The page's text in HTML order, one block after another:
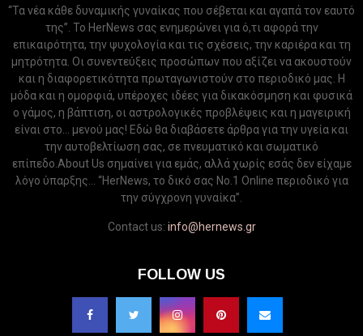
“Τα νέα κάθε δυναμικής γυναίκας που σέβεται και αγαπά τον εαυτό
της”. Το HerNews σας ενημερώνει για ό,τι αφορά την
επικαιρότητα, την ψυχολογία και τις σχέσεις, την καριέρα και τη
μητρότητα. Οι συνεντεύξεις προσώπων που αξίζει να ακουστούν
και η διαφορετικότητα πρωταγωνιστούν στο περιοδικό μας. Η
μόδα και η ομορφιά, υπέροχες ιδέες για δικακόσμηση και φυσικά
ο γάμος, η βάπτιση, οι αστρολογικές προβλέψεις και η μαγειρική
είναι στο... μενού μας! Εδώ θα διαβάσετε άρθρα για την υγεία και
την αυτοβελτίωση σας, σε πνευματικό και σωματικό
επίπεδο.About Us σημαίνει για εμάς, αλλά χωρίς εσάς δεν είχαμε
λόγο ύπαρξης... “HerNews, το δικό σας Νo.1 Online περιοδικό για
την σύγχρονη γυναίκα”.
Contact us: info@hernews.gr
FOLLOW US